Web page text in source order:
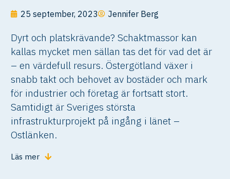
25 september, 2023 Jennifer Berg
Dyrt och platskrävande? Schaktmassor kan
kallas mycket men sällan tas det för vad det är
– en värdefull resurs. Östergötland växer i
snabb takt och behovet av bostäder och mark
för industrier och företag är fortsatt stort.
Samtidigt är Sveriges största
infrastrukturprojekt på ingång i länet –
Ostlänken.
Läs mer